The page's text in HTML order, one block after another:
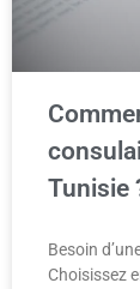
Tunisie
Besoin
Choisissez